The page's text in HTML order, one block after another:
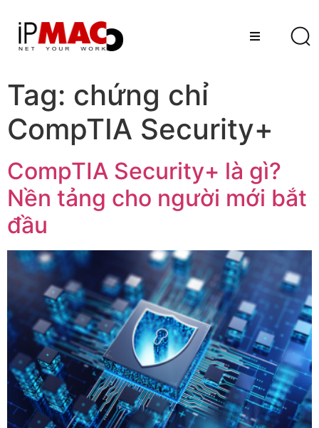
Tag: chứng chỉ
CompTIA Security+
CompTIA Security+ là gì?
Nền tảng cho người mới bắt
đầu